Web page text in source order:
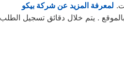
لمعرفة المزيد عن شركة بيكو